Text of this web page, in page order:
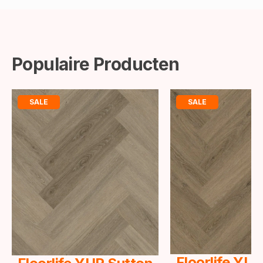
Populaire Producten
SALE SALE